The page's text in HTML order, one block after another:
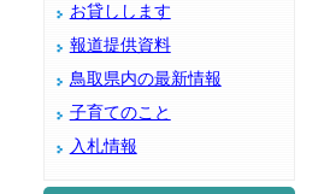
お貸しします
報道提供資料
鳥取県内の最新情報
子育てのこと
入札情報